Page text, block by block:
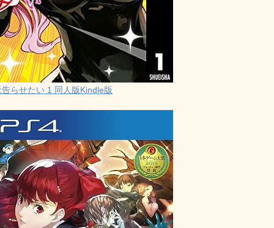
らせたい 1 同人版Kindle版